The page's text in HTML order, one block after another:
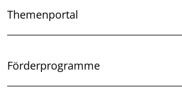
Themenportal
Förderprogramme